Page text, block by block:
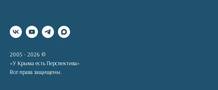
2005 - 2026 ©
«У Крыма есть Перспектива»
Все права защищены.